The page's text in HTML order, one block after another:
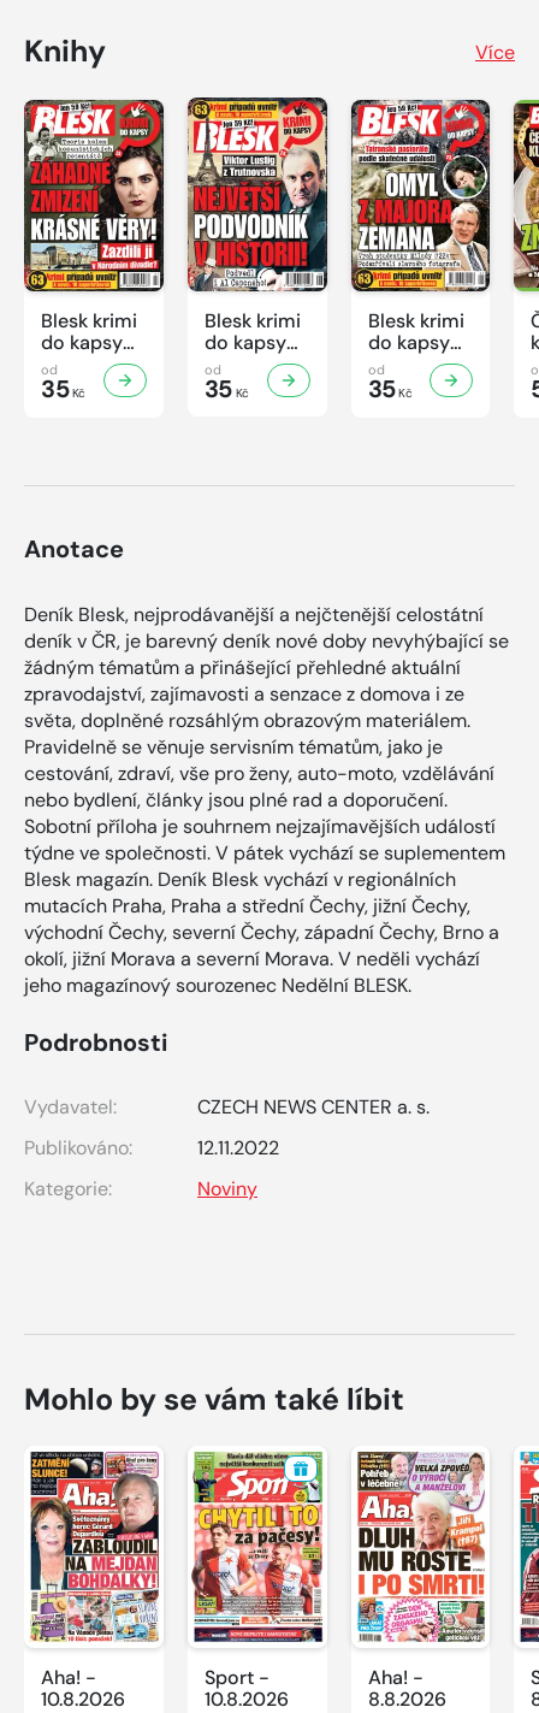
Knihy Více
Blesk krimi
do kapsy
č.7/2026
od
35Kč
Blesk krimi
do kapsy
č.6/2026
od
35Kč
Blesk krimi
do kapsy
č.5/2026
od
35Kč
Anotace
Deník Blesk, nejprodávanější a nejčtenější celostátní
deník v ČR, je barevný deník nové doby nevyhýbající se
žádným tématům a přinášející přehledné aktuální
zpravodajství, zajímavosti a senzace z domova i ze
světa, doplněné rozsáhlým obrazovým materiálem.
Pravidelně se věnuje servisním tématům, jako je
cestování, zdraví, vše pro ženy, auto-moto, vzdělávání
nebo bydlení, články jsou plné rad a doporučení.
Sobotní příloha je souhrnem nejzajímavějších událostí
týdne ve společnosti. V pátek vychází se suplementem
Blesk magazín. Deník Blesk vychází v regionálních
mutacích Praha, Praha a střední Čechy, jižní Čechy,
východní Čechy, severní Čechy, západní Čechy, Brno a
okolí, jižní Morava a severní Morava. V neděli vychází
jeho magazínový sourozenec Nedělní BLESK.
Podrobnosti
Vydavatel:
CZECH NEWS CENTER a. s.
Publikováno:
12.11.2022
Kategorie:
Noviny
Mohlo by se vám také líbit
Aha! -
10.8.2026
Sport -
10.8.2026
Aha! -
8.8.2026